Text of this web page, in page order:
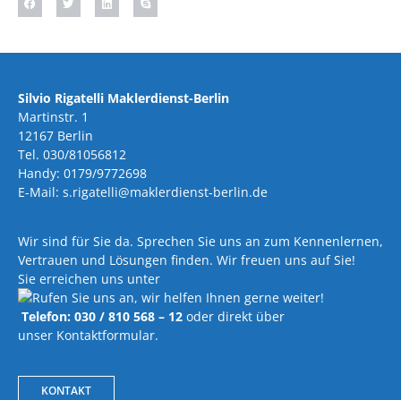
Silvio Rigatelli Maklerdienst-Berlin
Martinstr. 1
12167 Berlin
Tel. 030/81056812
Handy: 0179/9772698
E-Mail: s.rigatelli@maklerdienst-berlin.de
Wir sind für Sie da. Sprechen Sie uns an zum Kennenlernen,
Vertrauen und Lösungen finden. Wir freuen uns auf Sie!
Sie erreichen uns unter
Telefon: 030 / 810 568 – 12 oder direkt über
unser Kontaktformular.
KONTAKT